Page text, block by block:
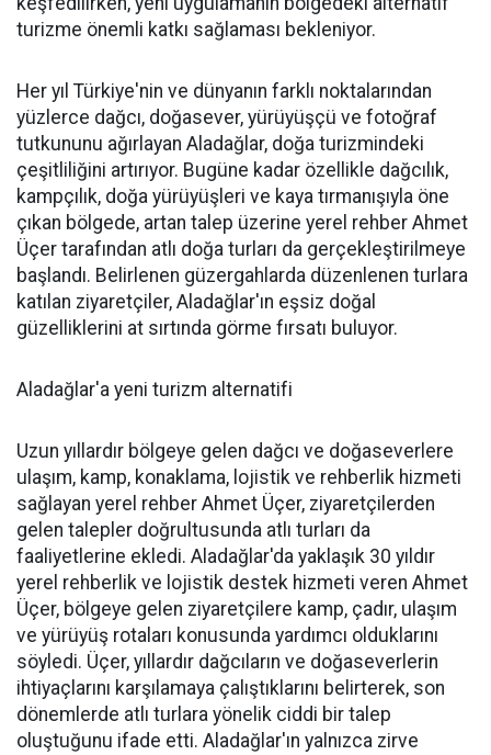
turizme önemli katkı sağlaması bekleniyor.
Her yıl Türkiye'nin ve dünyanın farklı noktalarından
yüzlerce dağcı, doğasever, yürüyüşçü ve fotoğraf
tutkununu ağırlayan Aladağlar, doğa turizmindeki
çeşitliliğini artırıyor. Bugüne kadar özellikle dağcılık,
kampçılık, doğa yürüyüşleri ve kaya tırmanışıyla öne
çıkan bölgede, artan talep üzerine yerel rehber Ahmet
Üçer tarafından atlı doğa turları da gerçekleştirilmeye
başlandı. Belirlenen güzergahlarda düzenlenen turlara
katılan ziyaretçiler, Aladağlar'ın eşsiz doğal
güzelliklerini at sırtında görme fırsatı buluyor.
Aladağlar'a yeni turizm alternatifi
Uzun yıllardır bölgeye gelen dağcı ve doğaseverlere
ulaşım, kamp, konaklama, lojistik ve rehberlik hizmeti
sağlayan yerel rehber Ahmet Üçer, ziyaretçilerden
gelen talepler doğrultusunda atlı turları da
faaliyetlerine ekledi. Aladağlar'da yaklaşık 30 yıldır
yerel rehberlik ve lojistik destek hizmeti veren Ahmet
Üçer, bölgeye gelen ziyaretçilere kamp, çadır, ulaşım
ve yürüyüş rotaları konusunda yardımcı olduklarını
söyledi. Üçer, yıllardır dağcıların ve doğaseverlerin
ihtiyaçlarını karşılamaya çalıştıklarını belirterek, son
dönemlerde atlı turlara yönelik ciddi bir talep
oluştuğunu ifade etti. Aladağlar'ın yalnızca zirve